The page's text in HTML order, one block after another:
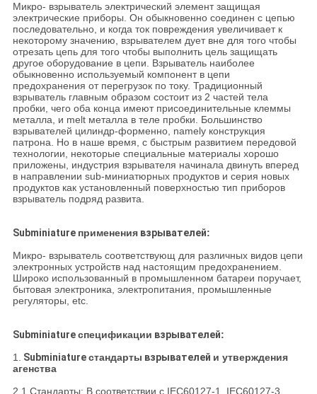
Микро- взрыватель электрический элемент защищая
электрические приборы. Он обыкновенно соединен с цепью
последовательно, и когда ток повреждения увеличивает к
некоторому значению, взрывателем дует вне для того чтобы
отрезать цепь для того чтобы выполнить цель защищать
другое оборудование в цепи. Взрыватель наиболее
обыкновенно используемый компонент в цепи
предохранения от перегрузок по току. Традиционный
взрыватель главным образом состоит из 2 частей тела
пробки, чего оба конца имеют присоединительные клеммы
металла, и melt металла в теле пробки. Большинство
взрывателей цилиндр-форменно, namely конструкция
патрона. Но в наше время, с быстрым развитием передовой
технологии, некоторые специальные материалы хорошо
приложены, индустрия взрывателя начинала двинуть вперед
в направлении sub-миниатюрных продуктов и серия новых
продуктов как установленный поверхностью тип приборов
взрыватель подряд развита.
Subminiature применениявзрывателей:
Микро- взрыватель соответствующ для различных видов цепи
электронных устройств над настоящим предохранением.
Широко использованный в промышленном батареи поручает,
бытовая электроника, электропитания, промышленные
регуляторы, etc.
Subminiatureспецификации взрывателей:
1. Subminiatureстандарты взрывателей и утверждения
агенства
2,1 Стандарты: В соответствии с IEC60127-1, IEC60127-3